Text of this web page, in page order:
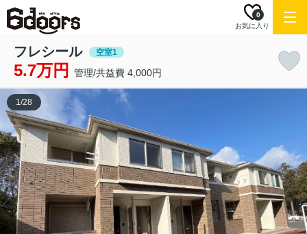
お気に入り
0
フレシール 空室1
5.7万円 管理/共益費 4,000円
1/28